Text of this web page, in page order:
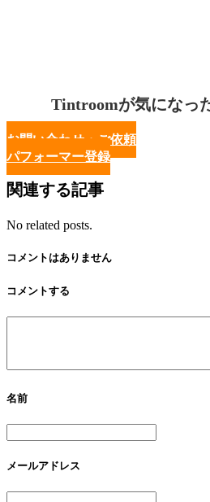
Tintroomが気になっ
お問い合わせ・ご依頼
パフォーマー登録
関連する記事
No related posts.
コメントはありません
コメントする
名前
メールアドレス